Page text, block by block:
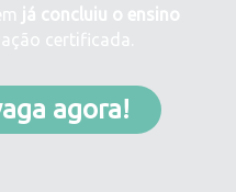
já concluiu o ensino
certificada.
agora!